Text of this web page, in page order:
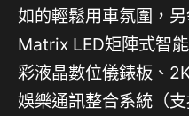
如的輕鬆用車氛圍，
Matrix LED矩陣式智
彩液晶數位儀錶板、
娛樂通訊整合系統（